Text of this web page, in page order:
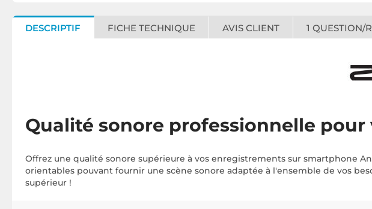
DESCRIPTIF FICHE TECHNIQUE AVIS CLIENT 1 QUESTION/
Qualité sonore professionnelle
Offrez une qualité sonore supérieure à vos enregistrements sur smartphone
orientables pouvant fournir une scène sonore adaptée à l'ensemble de vos
supérieur !